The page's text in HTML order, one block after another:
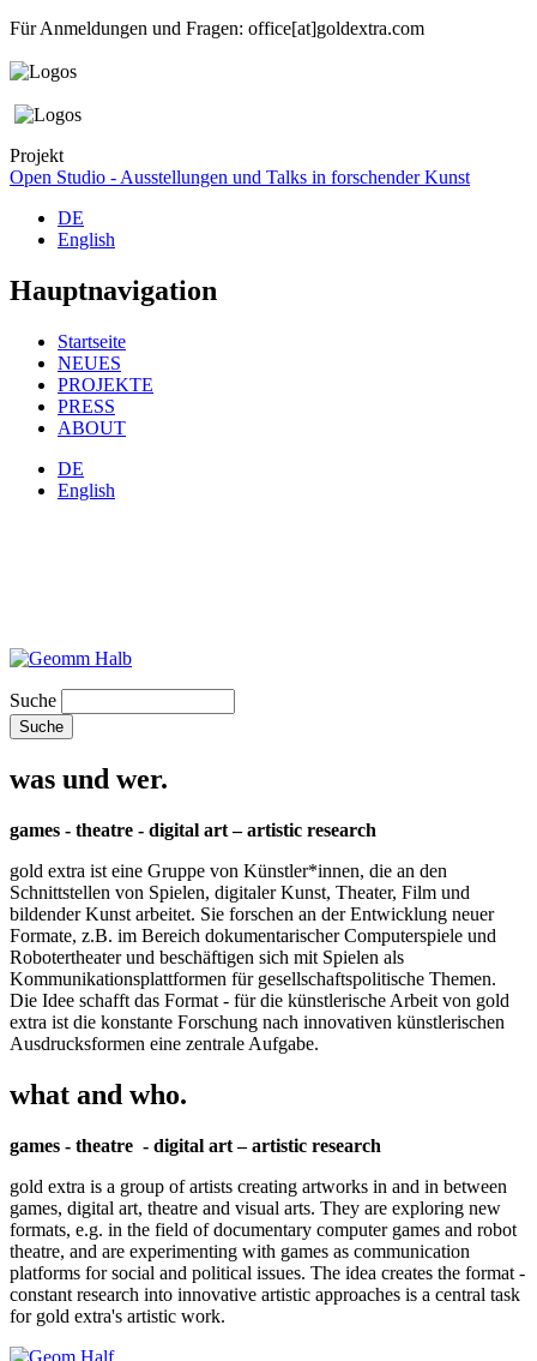
Für Anmeldungen und Fragen: office[at]goldextra.com
Projekt
Open Studio - Ausstellungen und Talks in forschender Kunst
DE
English
Hauptnavigation
Startseite
NEUES
PROJEKTE
PRESS
ABOUT
DE
English
Suche
was und wer.
games - theatre - digital art – artistic research
gold extra ist eine Gruppe von Künstler*innen, die an den
Schnittstellen von Spielen, digitaler Kunst, Theater, Film und
bildender Kunst arbeitet. Sie forschen an der Entwicklung neuer
Formate, z.B. im Bereich dokumentarischer Computerspiele und
Robotertheater und beschäftigen sich mit Spielen als
Kommunikationsplattformen für gesellschaftspolitische Themen.
Die Idee schafft das Format - für die künstlerische Arbeit von gold
extra ist die konstante Forschung nach innovativen künstlerischen
Ausdrucksformen eine zentrale Aufgabe.
what and who.
games - theatre - digital art – artistic research
gold extra is a group of artists creating artworks in and in between
games, digital art, theatre and visual arts. They are exploring new
formats, e.g. in the field of documentary computer games and robot
theatre, and are experimenting with games as communication
platforms for social and political issues. The idea creates the format -
constant research into innovative artistic approaches is a central task
for gold extra's artistic work.